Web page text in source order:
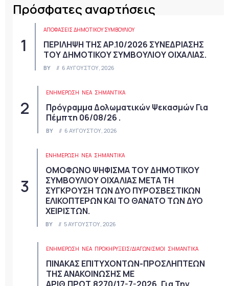
Πρόσφατες αναρτήσεις
ΑΠΟΦΆΣΕΙΣ ΔΗΜΟΤΙΚΟΎ ΣΥΜΒΟΥΛΊΟΥ
ΠΕΡΙΛΗΨΗ ΤΗΣ ΑΡ.10/2026 ΣΥΝΕΔΡΙΑΣΗΣ
ΤΟΥ ΔΗΜΟΤΙΚΟΥ ΣΥΜΒΟΥΛΙΟΥ ΟΙΧΑΛΙΑΣ.
BY 6 ΑΥΓΟΎΣΤΟΥ, 2026
ΕΝΗΜΕΡΩΣΗ ΝΈΑ ΣΗΜΑΝΤΙΚΆ
Πρόγραμμα Δολωματικών Ψεκασμών Για
Πέμπτη 06/08/26 .
BY 6 ΑΥΓΟΎΣΤΟΥ, 2026
ΕΝΗΜΕΡΩΣΗ ΝΈΑ ΣΗΜΑΝΤΙΚΆ
ΟΜΟΦΩΝΟ ΨΗΦΙΣΜΑ ΤΟΥ ΔΗΜΟΤΙΚΟΥ
ΣΥΜΒΟΥΛΙΟΥ ΟΙΧΑΛΙΑΣ ΜΕΤΑ ΤΗ
ΣΥΓΚΡΟΥΣΗ ΤΩΝ ΔΥΟ ΠΥΡΟΣΒΕΣΤΙΚΩΝ
ΕΛΙΚΟΠΤΕΡΩΝ ΚΑΙ ΤΟ ΘΑΝΑΤΟ ΤΩΝ ΔΥΟ
ΧΕΙΡΙΣΤΩΝ.
BY 5 ΑΥΓΟΎΣΤΟΥ, 2026
ΕΝΗΜΕΡΩΣΗ ΝΈΑ ΠΡΟΚΗΡΎΞΕΙΣ/ΔΙΑΓΩΝΙΣΜΟΊ ΣΗΜΑΝΤΙΚΆ
ΠΙΝΑΚΑΣ ΕΠΙΤΥΧΟΝΤΩΝ-ΠΡΟΣΛΗΠΤΕΩΝ
ΤΗΣ ΑΝΑΚΟΙΝΩΣΗΣ ΜΕ